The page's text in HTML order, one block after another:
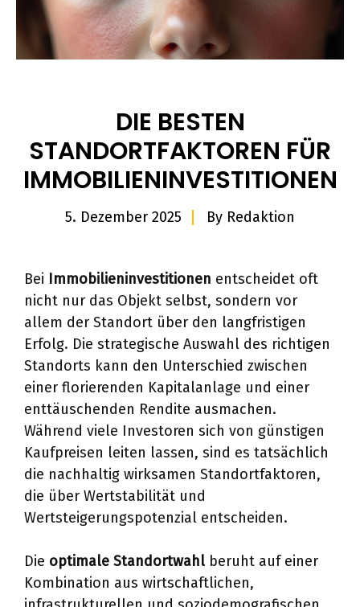
DIE BESTEN
STANDORTFAKTOREN FÜR
IMMOBILIENINVESTITIONEN
5. Dezember 2025 By Redaktion
Bei Immobilieninvestitionen entscheidet oft
nicht nur das Objekt selbst, sondern vor
allem der Standort über den langfristigen
Erfolg. Die strategische Auswahl des richtigen
Standorts kann den Unterschied zwischen
einer florierenden Kapitalanlage und einer
enttäuschenden Rendite ausmachen.
Während viele Investoren sich von günstigen
Kaufpreisen leiten lassen, sind es tatsächlich
die nachhaltig wirksamen Standortfaktoren,
die über Wertstabilität und
Wertsteigerungspotenzial entscheiden.
Die optimale Standortwahl beruht auf einer
Kombination aus wirtschaftlichen,